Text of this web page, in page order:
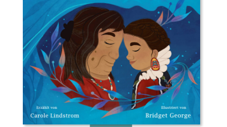
Bilderbuch
Typ:Gebunden
Seiten:40
ISBN:978-3-98920-004-3
Preis: 18.00 €
Erscheingsdatum:24.05.24
zum Shop